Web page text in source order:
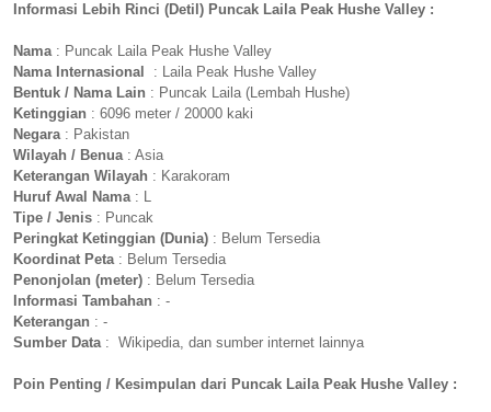
Informasi Lebih Rinci (Detil) Puncak Laila Peak Hushe Valley :
Nama: Puncak Laila Peak Hushe Valley
Nama Internasional
: Laila Peak Hushe Valley
Bentuk / Nama Lain : Puncak Laila (Lembah Hushe)
Ketinggian : 6096 meter / 20000 kaki
Negara: Pakistan
Wilayah / Benua: Asia
Keterangan Wilayah : Karakoram
Huruf Awal Nama: L
Tipe / Jenis : Puncak
Peringkat Ketinggian (Dunia) : Belum Tersedia
Koordinat Peta: Belum Tersedia
Penonjolan (meter) : Belum Tersedia
Informasi Tambahan : -
Keterangan : -
Sumber Data: Wikipedia, dan sumber internet lainnya
Poin Penting / Kesimpulan dari Puncak Laila Peak Hushe Valley :